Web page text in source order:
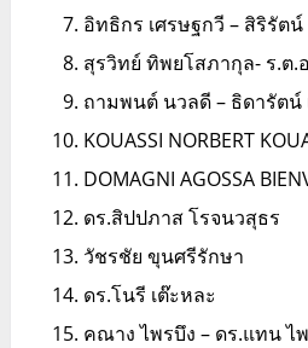
อิทธิกร เศรษฐกวี – สิริรัต
สุรวิทย์ ทิพยโสภากุล- ร.
ถามพนต์ นวลดี – ธิดารัตน์
KOUASSI NORBERT
DOMAGNI AGOSSA
ดร.สิปปภาส โรจนวสุธร
วัชรชัย ขุนศรีรักษา
ดร.โนรี เต๊ะหละ
คณาง ไพรบึง – ดร.แทน ไ